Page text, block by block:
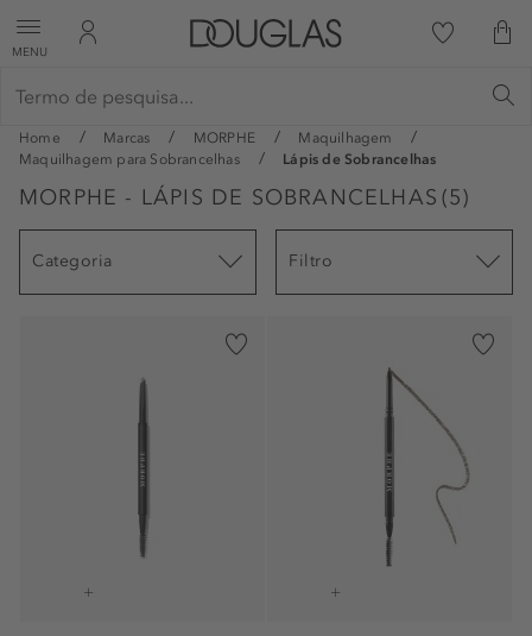
MENU
Home Marcas MORPHE
Maquilhagem
Maquilhagem para Sobrancelhas
Lápis de Sobrancelhas
MORPHE - LÁPIS DE SOBRANCELHAS (5)
Categoria Filtro